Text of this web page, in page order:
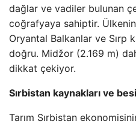
dağlar ve vadiler bulunan
coğrafyaya sahiptir.
Oryantal Balkanlar ve Sırp
doğru. Midžor (2.169 m)
dikkat çekiyor.
Sırbistan kaynakları ve
Tarım Sırbistan